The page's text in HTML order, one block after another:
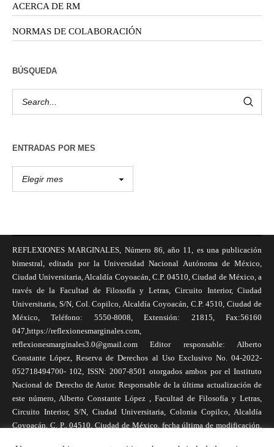
ACERCA DE RM
NORMAS DE COLABORACIÓN
BÚSQUEDA
ENTRADAS POR MES
REFLEXIONES MARGINALES, Número 86, año 11, es una publicación
bimestral, editada por la Universidad Nacional Autónoma de México,
Ciudad Universitaria, Alcaldía Coyoacán, C.P. 04510, Ciudad de México, a
través de la Facultad de Filosofía y Letras, Circuito Interior, Ciudad
Universitaria, S/N, Col. Copilco, Alcaldía Coyoacán, C.P. 4510, Ciudad de
México, Teléfono: 5550-8008, Extensión: 21815, Fax:56160
047,https://reflexionesmarginales.com,
reflexionesmarginales3.0@gmail.com Editor responsable: Alberto
Constante López, Reserva de Derechos al Uso Exclusivo No. 04-2022-
052718494700- 102, ISSN: 2007-8501 otorgados ambos por el Instituto
Nacional de Derecho de Autor. Responsable de la última actualización de
este número, Alberto Constante López , Facultad de Filosofía y Letras,
Circuito Interior, S/N, Ciudad Universitaria, Colonia Copilco, Alcaldía
Coyoacán, C. P., 04510, Ciudad de México, fecha última de modificación,